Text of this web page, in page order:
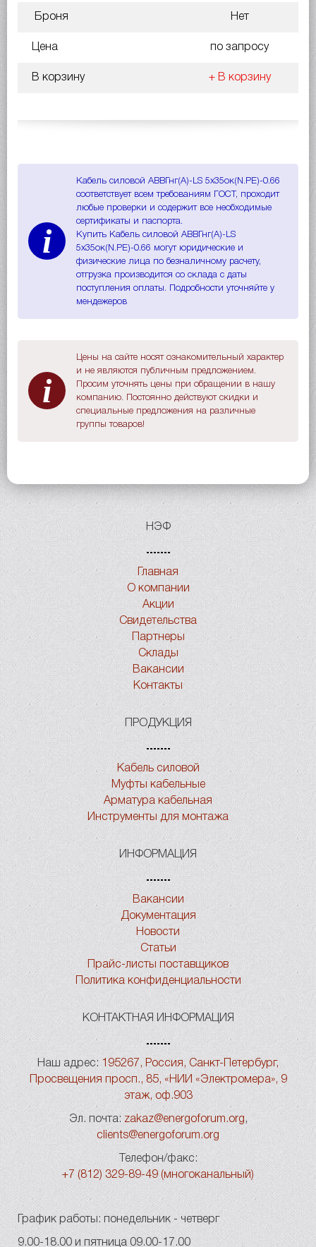
Броня Нет
Цена по запросу
В корзину + В корзину
i
Кабель силовой АВВГнг(A)-LS 5х35ок(N.PE)-0.66
соответствует всем требованиям ГОСТ, проходит
любые проверки и содержит все необходимые
сертификаты и паспорта.
Купить Кабель силовой АВВГнг(A)-LS
5х35ок(N.PE)-0.66 могут юридические и
физические лица по безналичному расчету,
отгрузка производится со склада с даты
поступления оплаты. Подробности уточняйте у
мендежеров
i
Цены на сайте носят ознакомительный характер
и не являются публичным предложением.
Просим уточнять цены при обращении в нашу
компанию. Постоянно действуют скидки и
специальные предложения на различные
группы товаров!
НЭФ
Главная
О компании
Акции
Свидетельства
Партнеры
Склады
Вакансии
Контакты
ПРОДУКЦИЯ
Кабель силовой
Муфты кабельные
Арматура кабельная
Инструменты для монтажа
ИНФОРМАЦИЯ
Вакансии
Документация
Новости
Статьи
Прайс-листы поставщиков
Политика конфиденциальности
КОНТАКТНАЯ ИНФОРМАЦИЯ
Наш адрес: 195267, Россия, Санкт-Петербург,
Просвещения просп., 85, «НИИ «Электромера», 9
этаж, оф.903
Эл. почта: zakaz@energoforum.org ,
clients@energoforum.org
Телефон/факс:
+7 (812) 329-89-49 (многоканальный)
График работы: понедельник - четверг
9.00-18.00 и пятница 09.00-17.00